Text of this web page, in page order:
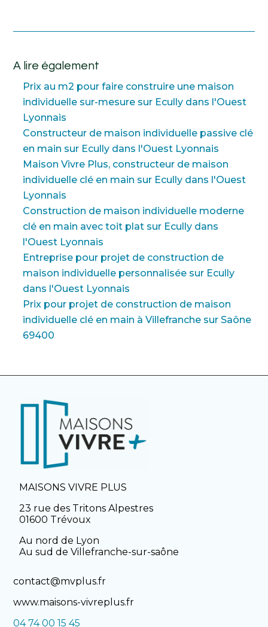
A lire également
Prix au m2 pour faire construire une maison
individuelle sur-mesure sur Ecully dans l'Ouest
Lyonnais
Constructeur de maison individuelle passive clé
en main sur Ecully dans l'Ouest Lyonnais
Maison Vivre Plus, constructeur de maison
individuelle clé en main sur Ecully dans l'Ouest
Lyonnais
Construction de maison individuelle moderne
clé en main avec toit plat sur Ecully dans
l'Ouest Lyonnais
Entreprise pour projet de construction de
maison individuelle personnalisée sur Ecully
dans l'Ouest Lyonnais
Prix pour projet de construction de maison
individuelle clé en main à Villefranche sur Saône
69400
MAISONS VIVRE PLUS
23 rue des Tritons Alpestres
01600 Trévoux
Au nord de Lyon
Au sud de Villefranche-sur-saône
contact@mvplus.fr
www.maisons-vivreplus.fr
04 74 00 15 45